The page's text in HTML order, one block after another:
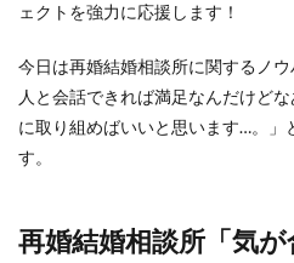
ェクトを強力に応援します！
今日は再婚結婚相談所に関するノ
人と会話できれば満足なんだけど
に取り組めばいいと思います…。」
す。
再婚結婚相談所「気